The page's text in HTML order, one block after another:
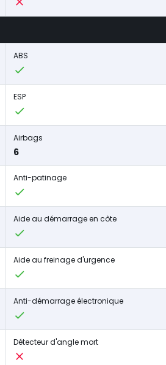
ABS
ESP
Airbags
6
Anti-patinage
Aide au démarrage en côte
Aide au freinage d'urgence
Anti-démarrage électronique
Détecteur d'angle mort